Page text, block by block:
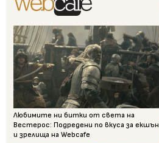
Любимите ни битки от света на
Вестерос: Подредени по вкуса за екшън
и зрелища на Webcafe